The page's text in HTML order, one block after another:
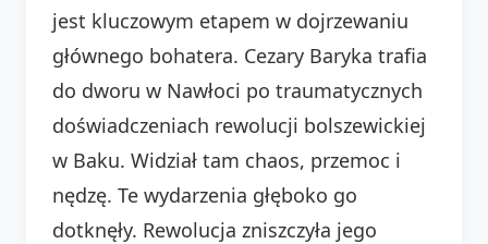
jest kluczowym etapem w dojrzewaniu
głównego bohatera. Cezary Baryka trafia
do dworu w Nawłoci po traumatycznych
doświadczeniach rewolucji bolszewickiej
w Baku. Widział tam chaos, przemoc i
nędzę. Te wydarzenia głęboko go
dotknęły. Rewolucja zniszczyła jego